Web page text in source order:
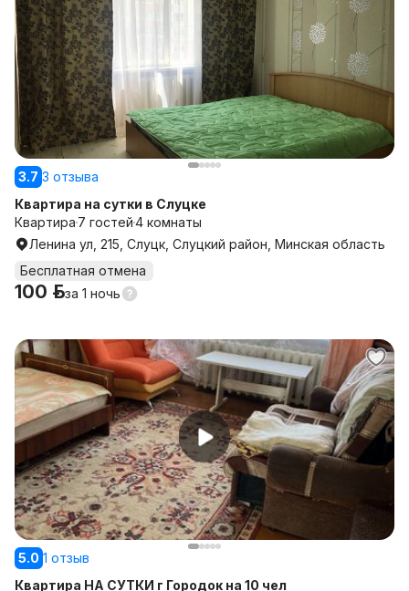
3.7 3 отзыва
Квартира на сутки в Слуцке
Квартира 7 гостей4 комнаты
Ленина ул, 215, Слуцк, Слуцкий район, Минская область
Бесплатная отмена
100 р.за 1 ночь
5.0 1 отзыв
Квартира НА СУТКИ г Городок на 10 чел